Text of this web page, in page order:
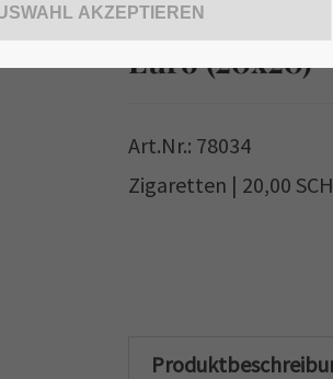
MARLBORO
Euro (20x20)
Art.Nr.: 78034
Zigaretten | 20,00